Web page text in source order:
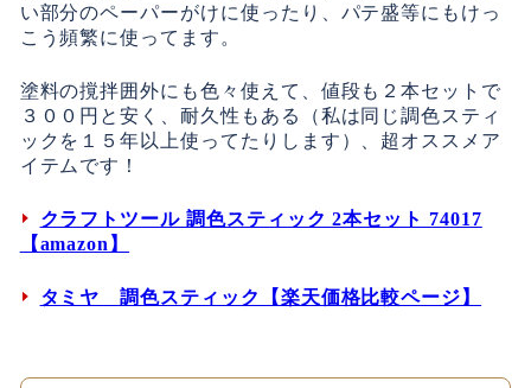
い部分のペーパーがけに使ったり、パテ盛等にもけっ
こう頻繁に使ってます。
塗料の撹拌囲外にも色々使えて、値段も２本セットで
３００円と安く、耐久性もある（私は同じ調色スティ
ックを１５年以上使ってたりします）、超オススメア
イテムです！
クラフトツール 調色スティック 2本セット 74017
【amazon】
タミヤ 調色スティック【楽天価格比較ページ】